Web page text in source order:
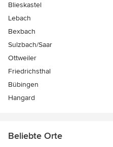
Blieskastel
Lebach
Bexbach
Sulzbach/Saar
Ottweiler
Friedrichsthal
Bübingen
Hangard
Beliebte Orte